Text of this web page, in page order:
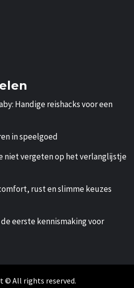
Handige reishacks voor een
in speelgoed
niet vergeten op het verlanglijstje
rust en slimme keuzes
eerste kennismaking voor
© All rights reserved.